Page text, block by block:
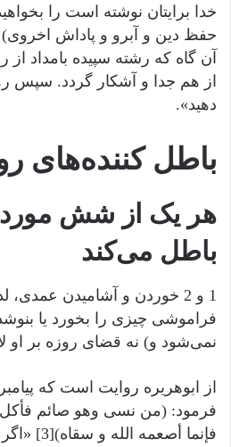
خدا برایتان نوشته است را
حفظ دین و آبرو و پاداش اخروی)
آن گاه که رشته سپیده بامداد
از هم جدا و آشکار گردد. سپس
دهید».
باطل کننده‌های
هر یک از شش مورد
باطل می‌کند
1 و 2 خوردن و آشامیدن
فراموشی چیزی را بخورد یا
نمی‌شود و) نه قضای روزه بر او
از ابوهریره روایت است که
فرمود: (من نسی وهو صائم
فإنما